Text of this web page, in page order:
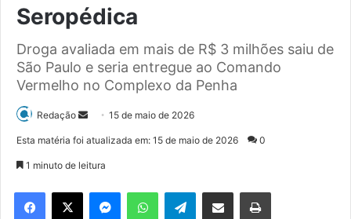
Seropédica
Droga avaliada em mais de R$ 3 milhões saiu de
São Paulo e seria entregue ao Comando
Vermelho no Complexo da Penha
Redação
d
e
15 de maio de 2026
Esta matéria foi atualizada em: 15 de maio de 2026 0
1 minuto de leitura
Telegram